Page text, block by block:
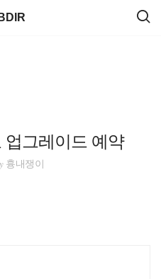
업그레이드 예약
흉내쟁이